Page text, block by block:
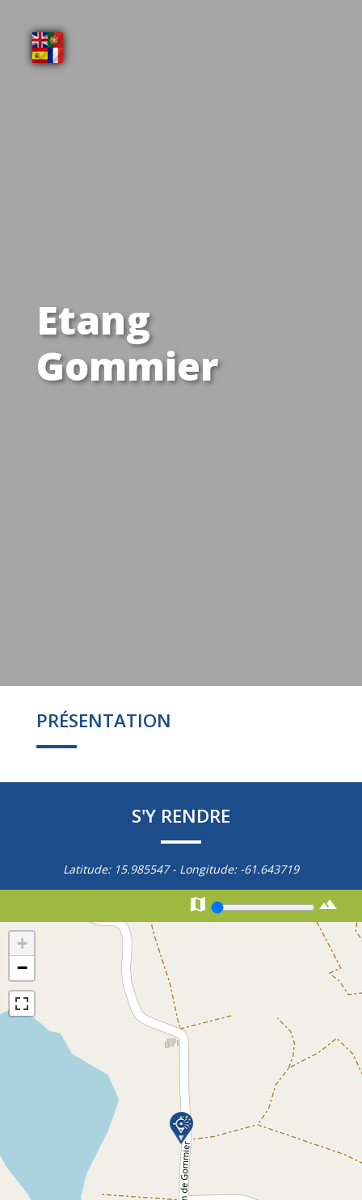
Etang
Gommier
PRÉSENTATION
S'Y RENDRE
Latitude: 15.985547- Longitude: -61.643719
 
+
−